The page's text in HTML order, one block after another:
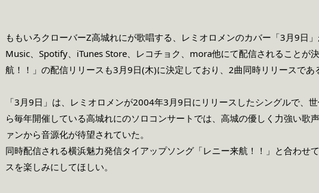
ももいろクローバーZ高城れにが歌唱する、レミオロメンのカバー「3月9日
Music、Spotify、iTunes Store、レコチョク、mora他にて配信されることが
航！！」の配信リリースも3月9日(木)に決定しており、2曲同時リリースであ
「3月9日」は、レミオロメンが2004年3月9日にリリースしたシングルで、
ら毎年開催している高城れにのソロコンサートでは、高城の優しく力強い歌
ァンから音源化が待望されていた。
同時配信される横浜魅力発信タイアップソング「レニー来航！！」と合わせ
スを楽しみにしてほしい。